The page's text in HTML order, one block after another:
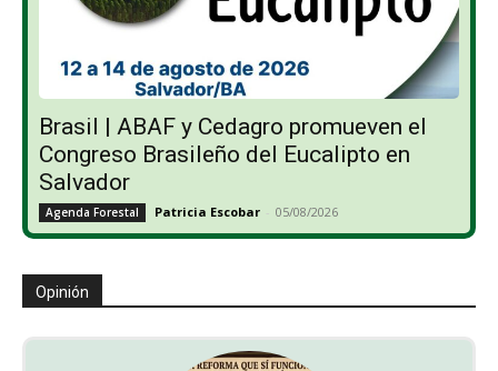
Brasil | ABAF y Cedagro promueven el
Congreso Brasileño del Eucalipto en
Salvador
Agenda Forestal Patricia Escobar - 05/08/2026
Opinión